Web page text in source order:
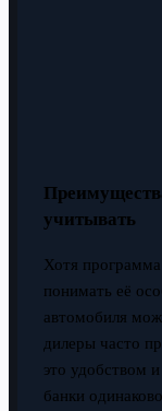
учитывать
Хотя
понимать её
автомобиля
дилеры часто
это удобством
банки